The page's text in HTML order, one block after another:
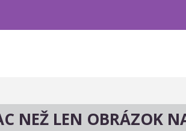
NEŽ LEN OBRÁZOK